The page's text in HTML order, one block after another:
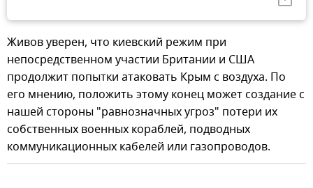
Живов уверен, что киевский режим при
непосредственном участии Британии и США
продолжит попытки атаковать Крым с воздуха. По
его мнению, положить этому конец может создание с
нашей стороны "равнозначных угроз" потери их
собственных военных кораблей, подводных
коммуникационных кабелей или газопроводов.